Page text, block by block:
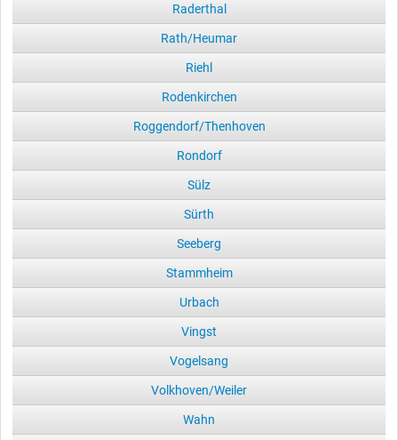
Raderthal
Rath/Heumar
Riehl
Rodenkirchen
Roggendorf/Thenhoven
Rondorf
Sülz
Sürth
Seeberg
Stammheim
Urbach
Vingst
Vogelsang
Volkhoven/Weiler
Wahn